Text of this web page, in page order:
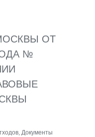
ОТ
№
, Документы